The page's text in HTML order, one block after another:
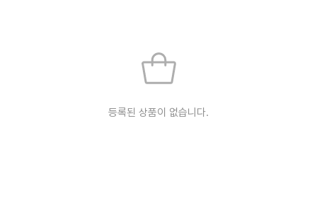
등록된 상품이 없습니다.